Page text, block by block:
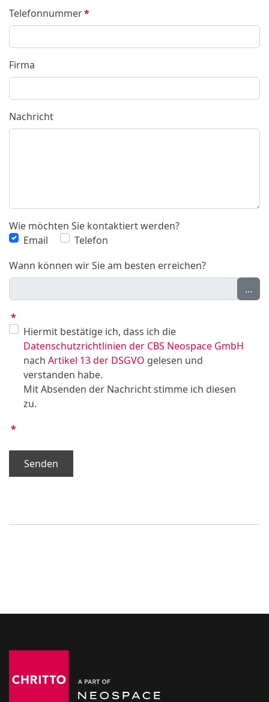
Telefonnummer*
Firma
Nachricht
Wie möchten Sie kontaktiert werden?
Email
Telefon
Wann können wir Sie am besten erreichen?
...
*
Hiermit bestätige ich, dass ich die
Datenschutzrichtlinien der CBS Neospace GmbH
nach Artikel 13 der DSGVO gelesen und
verstanden habe.
Mit Absenden der Nachricht stimme ich diesen
zu.
*
Senden